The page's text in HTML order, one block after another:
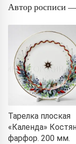
Автор росписи
Тарелка плоская
«Календа»
фарфор. 200 мм.